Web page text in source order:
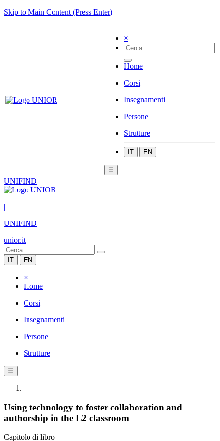
Skip to Main Content (Press Enter)
×
Home
Corsi
Insegnamenti
Persone
Strutture
IT EN
☰
UNIFIND
|
UNIFIND
unior.it
IT EN
×
Home
Corsi
Insegnamenti
Persone
Strutture
☰
Using technology to foster collaboration and
authorship in the L2 classroom
Capitolo di libro